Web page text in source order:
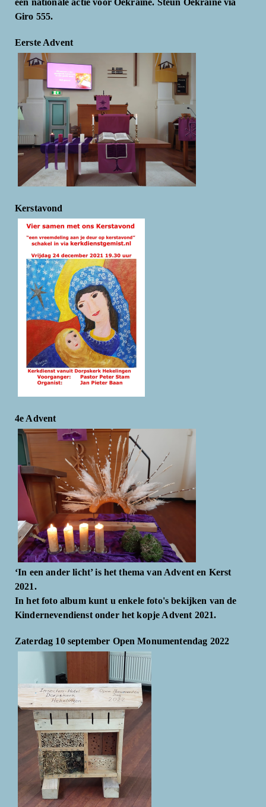
een nationale actie voor Oekraïne. Steun Oekraïne via
Giro 555.
Eerste Advent
Kerstavond
4e Advent
‘In een ander licht’ is het thema van Advent en Kerst
2021.
In het foto album kunt u enkele foto's bekijken van de
Kindernevendienst onder het kopje Advent 2021.
Zaterdag 10 september Open Monumentendag 2022